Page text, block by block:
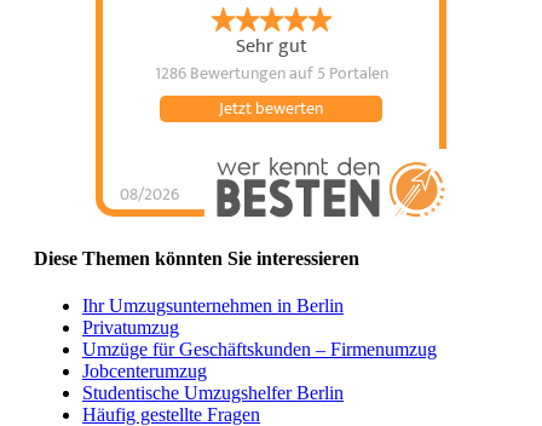
Sehr gut
1286 Bewertungenauf 5 Portalen
08/2026
Jetzt bewerten
Umzugshelfer Berlin
hat5von5 Sternen |
auf
Diese Themen könnten Sie interessieren
Ihr Umzugsunternehmen in Berlin
Privatumzug
Umzüge für Geschäftskunden – Firmenumzug
Jobcenterumzug
Studentische Umzugshelfer Berlin
Häufig gestellte Fragen